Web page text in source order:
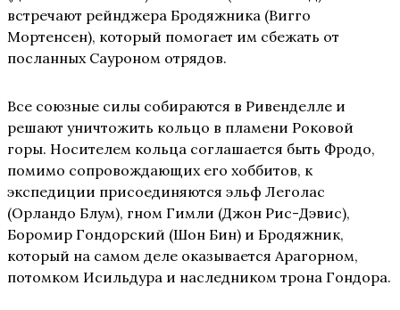
встречают рейнджера Бродяжника (Вигго
Мортенсен), который помогает им сбежать от
посланных Сауроном отрядов.
Все союзные силы собираются в Ривенделле и
решают уничтожить кольцо в пламени Роковой
горы. Носителем кольца соглашается быть Фродо,
помимо сопровождающих его хоббитов, к
экспедиции присоединяются эльф Леголас
(Орландо Блум), гном Гимли (Джон Рис-Дэвис),
Боромир Гондорский (Шон Бин) и Бродяжник,
который на самом деле оказывается Арагорном,
потомком Исильдура и наследником трона Гондора.